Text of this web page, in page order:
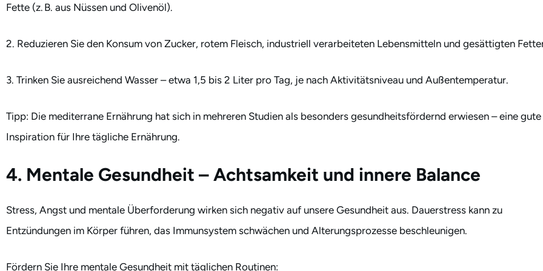
Fette (z. B. aus Nüssen und Olivenöl).
2. Reduzieren Sie den Konsum von Zucker, rotem Fleisch, industriell verarbeiteten Lebensmitteln und gesättigten
3. Trinken Sie ausreichend Wasser – etwa 1,5 bis 2 Liter pro Tag, je nach Aktivitätsniveau und Außentemperatur.
Tipp: Die mediterrane Ernährung hat sich in mehreren Studien als besonders gesundheitsfördernd erwiesen – eine gute
Inspiration für Ihre tägliche Ernährung.
4. Mentale Gesundheit – Achtsamkeit und innere Balance
Stress, Angst und mentale Überforderung wirken sich negativ auf unsere Gesundheit aus. Dauerstress kann zu
Entzündungen im Körper führen, das Immunsystem schwächen und Alterungsprozesse beschleunigen.
Fördern Sie Ihre mentale Gesundheit mit täglichen Routinen: